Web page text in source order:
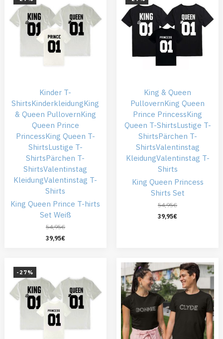
Kinder T-
ShirtsKinderkleidungKing
& Queen PullovernKing
Queen Prince
PrincessKing Queen T-
ShirtsLustige T-
ShirtsPärchen T-
ShirtsValentinstag
KleidungValentinstag T-
Shirts
King Queen Prince T-hirts
Set Weiß
54,95€
39,95€
King & Queen
PullovernKing Queen
Prince PrincessKing
Queen T-ShirtsLustige T-
ShirtsPärchen T-
ShirtsValentinstag
KleidungValentinstag T-
Shirts
King Queen Princess
Shirts Set
54,95€
39,95€
-27%